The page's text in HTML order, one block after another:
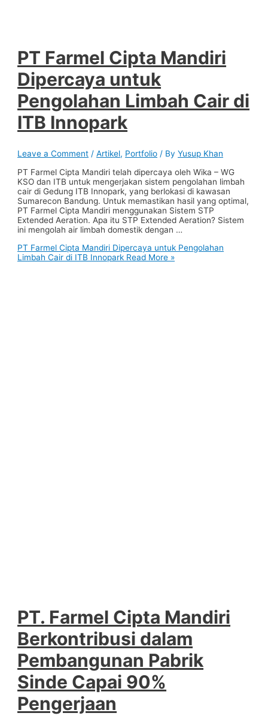
PT Farmel Cipta Mandiri
Dipercaya untuk
Pengolahan Limbah Cair di
ITB Innopark
Leave a Comment /Artikel, Portfolio / ByYusup Khan
PT Farmel Cipta Mandiri telah dipercaya oleh Wika – WG
KSO dan ITB untuk mengerjakan sistem pengolahan limbah
cair di Gedung ITB Innopark, yang berlokasi di kawasan
Sumarecon Bandung. Untuk memastikan hasil yang optimal,
PT Farmel Cipta Mandiri menggunakan Sistem STP
Extended Aeration. Apa itu STP Extended Aeration? Sistem
ini mengolah air limbah domestik dengan …
PT Farmel Cipta Mandiri Dipercaya untuk Pengolahan
Limbah Cair di ITB Innopark Read More »
PT. Farmel Cipta Mandiri
Berkontribusi dalam
Pembangunan Pabrik
Sinde Capai 90%
Pengerjaan